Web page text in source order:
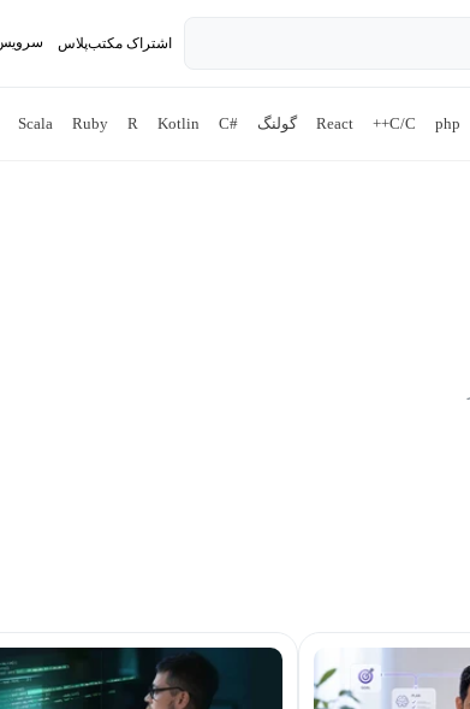
اشتراک مکتب‌پلاس
php
C/C++
React گولنگ #C
Kotlin
R
Ruby
Scala